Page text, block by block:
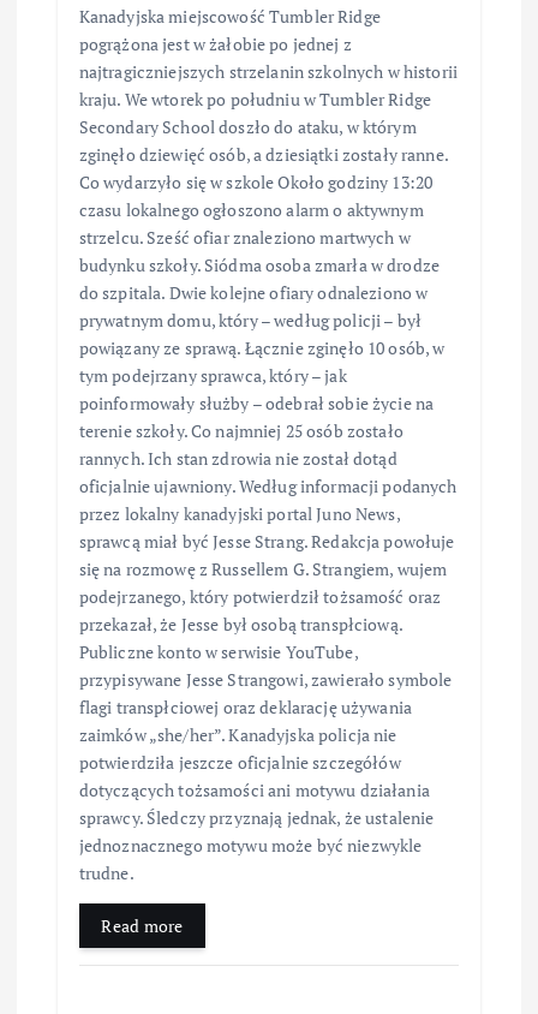
Kanadyjska miejscowość Tumbler Ridge
pogrążona jest w żałobie po jednej z
najtragiczniejszych strzelanin szkolnych w historii
kraju. We wtorek po południu w Tumbler Ridge
Secondary School doszło do ataku, w którym
zginęło dziewięć osób, a dziesiątki zostały ranne.
Co wydarzyło się w szkole Około godziny 13:20
czasu lokalnego ogłoszono alarm o aktywnym
strzelcu. Sześć ofiar znaleziono martwych w
budynku szkoły. Siódma osoba zmarła w drodze
do szpitala. Dwie kolejne ofiary odnaleziono w
prywatnym domu, który – według policji – był
powiązany ze sprawą. Łącznie zginęło 10 osób, w
tym podejrzany sprawca, który – jak
poinformowały służby – odebrał sobie życie na
terenie szkoły. Co najmniej 25 osób zostało
rannych. Ich stan zdrowia nie został dotąd
oficjalnie ujawniony. Według informacji podanych
przez lokalny kanadyjski portal Juno News,
sprawcą miał być Jesse Strang. Redakcja powołuje
się na rozmowę z Russellem G. Strangiem, wujem
podejrzanego, który potwierdził tożsamość oraz
przekazał, że Jesse był osobą transpłciową.
Publiczne konto w serwisie YouTube,
przypisywane Jesse Strangowi, zawierało symbole
flagi transpłciowej oraz deklarację używania
zaimków „she/her”. Kanadyjska policja nie
potwierdziła jeszcze oficjalnie szczegółów
dotyczących tożsamości ani motywu działania
sprawcy. Śledczy przyznają jednak, że ustalenie
jednoznacznego motywu może być niezwykle
trudne.
Read more